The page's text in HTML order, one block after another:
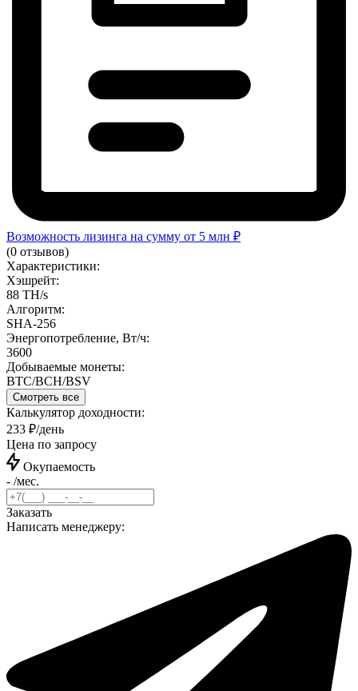
Возможность лизинга на сумму от 5 млн ₽
(0 отзывов)
Характеристики:
Хэшрейт:
88 TH/s
Алгоритм:
SHA-256
Энергопотребление, Вт/ч:
3600
Добываемые монеты:
BTC/BCH/BSV
Смотреть все
Калькулятор доходности:
233 ₽/день
Цена по запросу
Окупаемость
- /мес.
Заказать
Написать менеджеру: